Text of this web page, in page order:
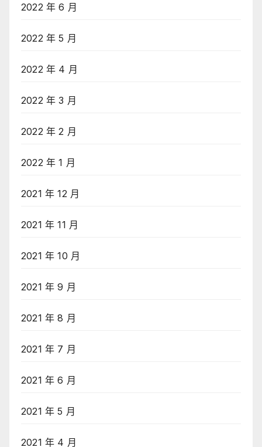
2022 年 6 月
2022 年 5 月
2022 年 4 月
2022 年 3 月
2022 年 2 月
2022 年 1 月
2021 年 12 月
2021 年 11 月
2021 年 10 月
2021 年 9 月
2021 年 8 月
2021 年 7 月
2021 年 6 月
2021 年 5 月
2021 年 4 月